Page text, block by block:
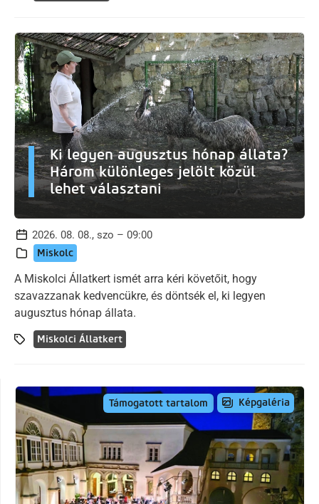
Ki legyen augusztus hónap állata?
Három különleges jelölt közül
lehet választani
2026. 08. 08., szo – 09:00
Miskolc
A Miskolci Állatkert ismét arra kéri követőit, hogy
szavazzanak kedvencükre, és döntsék el, ki legyen
augusztus hónap állata.
Miskolci Állatkert
Támogatott tartalom Képgaléria